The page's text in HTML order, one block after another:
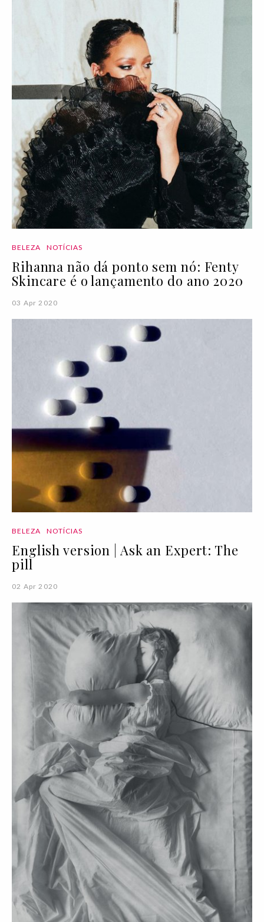
BELEZA NOTÍCIAS
Rihanna não dá ponto sem nó: Fenty
Skincare é o lançamento do ano 2020
03 Apr 2020
BELEZA NOTÍCIAS
English version | Ask an Expert: The
pill
02 Apr 2020